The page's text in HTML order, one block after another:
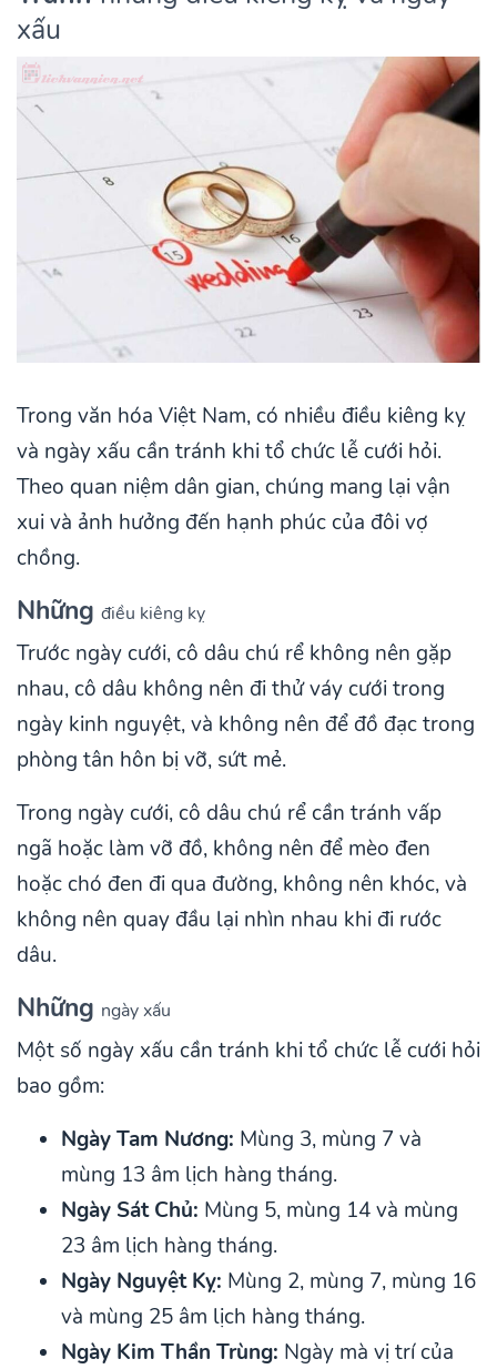
xấu
Trong văn hóa Việt Nam, có nhiều điều kiêng kỵ
và ngày xấu cần tránh khi tổ chức lễ cưới hỏi.
Theo quan niệm dân gian, chúng mang lại vận
xui và ảnh hưởng đến hạnh phúc của đôi vợ
chồng.
Những điều kiêng kỵ
Trước ngày cưới, cô dâu chú rể không nên gặp
nhau, cô dâu không nên đi thử váy cưới trong
ngày kinh nguyệt, và không nên để đồ đạc trong
phòng tân hôn bị vỡ, sứt mẻ.
Trong ngày cưới, cô dâu chú rể cần tránh vấp
ngã hoặc làm vỡ đồ, không nên để mèo đen
hoặc chó đen đi qua đường, không nên khóc, và
không nên quay đầu lại nhìn nhau khi đi rước
dâu.
Những ngày xấu
Một số ngày xấu cần tránh khi tổ chức lễ cưới hỏi
bao gồm:
Ngày Tam Nương: Mùng 3, mùng 7 và
mùng 13 âm lịch hàng tháng.
Ngày Sát Chủ: Mùng 5, mùng 14 và mùng
23 âm lịch hàng tháng.
Ngày Nguyệt Kỵ: Mùng 2, mùng 7, mùng 16
và mùng 25 âm lịch hàng tháng.
Ngày Kim Thần Trùng: Ngày mà vị trí của